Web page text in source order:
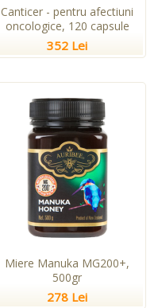
Canticer - pentru afectiuni
oncologice, 120 capsule
352 Lei
Miere Manuka MG200+,
500gr
278 Lei